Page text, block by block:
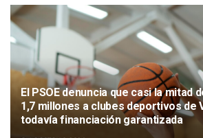
El PSOE denuncia que casi la mitad
1,7 millones a clubes deportivos de
todavía financiación garantizada